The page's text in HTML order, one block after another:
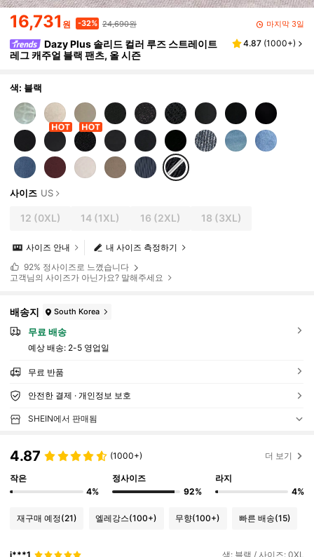
16,731 원 -32% 24,690원 마지막 3일
Dazy Plus 솔리드 컬러 루즈 스트레이트
레그 캐주얼 블랙 팬츠, 올 시즌
4.87 (1000+)
색: 블랙
사이즈 US
12 (0XL) 14 (1XL) 16 (2XL) 18 (3XL)
내 사이즈 측정하기
사이즈 안내
92% 정사이즈로 느꼈습니다
고객님의 사이즈가 아닌가요? 말해주세요
배송지 South Korea
무료 배송
예상 배송: 2-5 영업일
무료 반품
안전한 결제 · 개인정보 보호
SHEIN에서 판매됨
4.87 (1000+) 더 보기
작은
4%
정사이즈
92%
라지
4%
재구매 예정(21) 엘레강스(100+) 무향(100+) 빠른 배송(15)
i***1 색: 블랙 / 사이즈: 0XL